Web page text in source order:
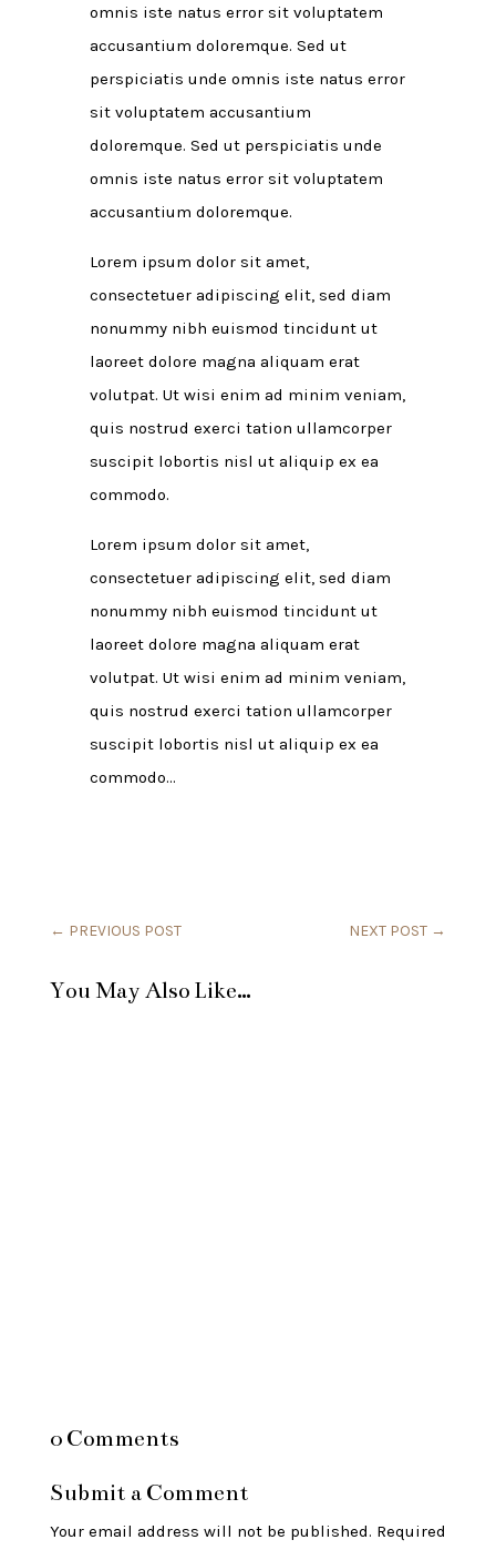
omnis iste natus error sit voluptatem
accusantium doloremque. Sed ut
perspiciatis unde omnis iste natus error
sit voluptatem accusantium
doloremque. Sed ut perspiciatis unde
omnis iste natus error sit voluptatem
accusantium doloremque.
Lorem ipsum dolor sit amet,
consectetuer adipiscing elit, sed diam
nonummy nibh euismod tincidunt ut
laoreet dolore magna aliquam erat
volutpat. Ut wisi enim ad minim veniam,
quis nostrud exerci tation ullamcorper
suscipit lobortis nisl ut aliquip ex ea
commodo.
Lorem ipsum dolor sit amet,
consectetuer adipiscing elit, sed diam
nonummy nibh euismod tincidunt ut
laoreet dolore magna aliquam erat
volutpat. Ut wisi enim ad minim veniam,
quis nostrud exerci tation ullamcorper
suscipit lobortis nisl ut aliquip ex ea
commodo…
← PREVIOUS POST NEXT POST →
You May Also Like…
0 Comments
Submit a Comment
Your email address will not be published. Required